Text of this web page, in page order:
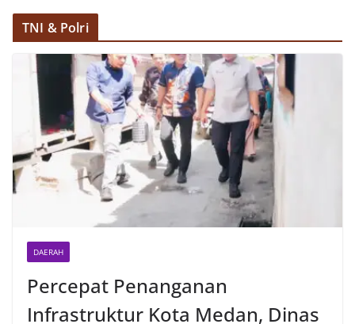
TNI & Polri
DAERAH
Percepat Penanganan
Infrastruktur Kota Medan, Dinas